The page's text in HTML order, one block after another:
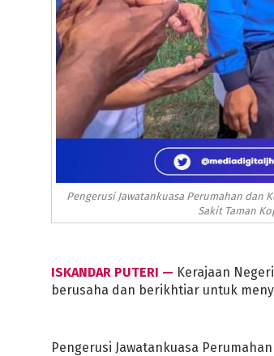
Pengerusi Jawatankuasa Perumahan dan
Sakit Taman
ISKANDAR PUTERI — Kerajaan
berusaha dan berikhtiar untuk
Pengerusi Jawatankuasa